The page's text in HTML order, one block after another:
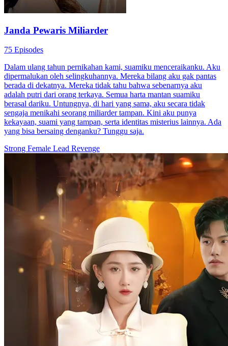
Janda Pewaris Miliarder
75 Episodes
Dalam ulang tahun pernikahan kami, suamiku menceraikanku. Aku
dipermalukan oleh selingkuhannya. Mereka bilang aku gak pantas
berada di dekatnya. Mereka tidak tahu bahwa sebenarnya aku
adalah putri dari orang terkaya. Semua harta mantan suamiku
berasal dariku. Untungnya, di hari yang sama, aku secara tidak
sengaja menikahi seorang miliarder tampan. Kini aku punya
kekayaan, suami yang tampan, serta identitas misterius lainnya. Ada
yang bisa bersaing denganku? Tunggu saja.
Strong Female Lead Revenge